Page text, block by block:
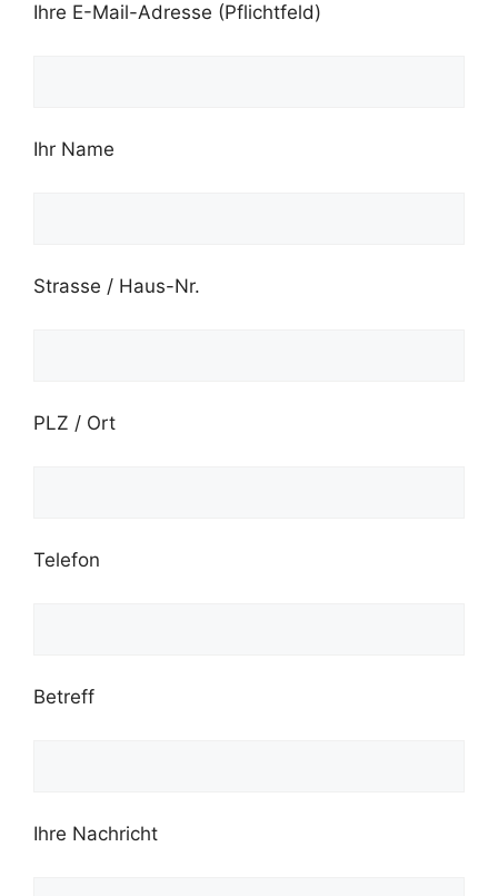
Ihre E-Mail-Adresse (Pflichtfeld)
Ihr Name
Strasse / Haus-Nr.
PLZ / Ort
Telefon
Betreff
Ihre Nachricht